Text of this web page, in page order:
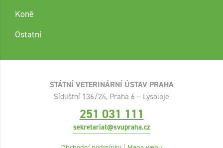
Koně
Ostatní
STÁTNÍ VETERINÁRNÍ ÚSTAV PRAHA
Sídlištní 136/24, Praha 6 – Lysolaje
251 031 111
sekretariat@svupraha.cz